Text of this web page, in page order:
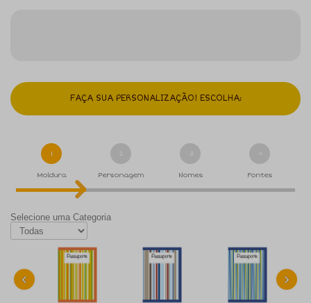
FAÇA SUA PERSONALIZAÇÃO! ESCOLHA:
1
Moldura
2
Personagem
3
Nomes
4
Fontes
Selecione uma Categoria
‹ ›